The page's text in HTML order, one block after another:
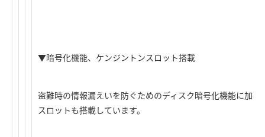
▼暗号化機能、ケンジントンスロット搭載
盗難時の情報漏えいを防ぐためのディスク暗号化機能に加
スロットも搭載しています。